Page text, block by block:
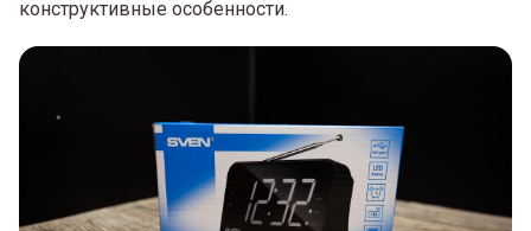
конструктивные особенности.